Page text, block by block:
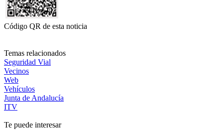
Código QR de esta noticia
Temas relacionados
Seguridad Vial
Vecinos
Web
Vehículos
Junta de Andalucía
ITV
Te puede interesar